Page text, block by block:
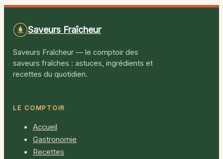
Saveurs Fraîcheur
Saveurs Fraîcheur — le comptoir des
saveurs fraîches : astuces, ingrédients et
recettes du quotidien.
LE COMPTOIR
Accueil
Gastronomie
Recettes